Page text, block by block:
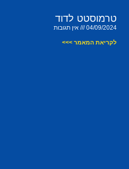
טרמוסטט לדוד
04/09/2024 אין תגובות
לקריאת המאמר >>>